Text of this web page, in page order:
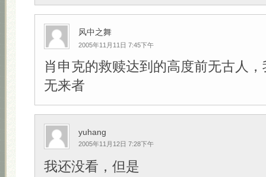
风中之舞
2005年11月11日 7:45下午
肖申克的救赎达到的高度前无古人
无来者
yuhang
2005年11月12日 7:28下午
我还没看，但是